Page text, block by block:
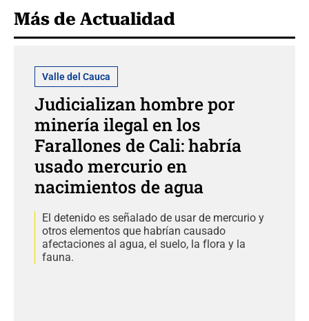
Más de Actualidad
Valle del Cauca
Judicializan hombre por
minería ilegal en los
Farallones de Cali: habría
usado mercurio en
nacimientos de agua
El detenido es señalado de usar de mercurio y
otros elementos que habrían causado
afectaciones al agua, el suelo, la flora y la
fauna.